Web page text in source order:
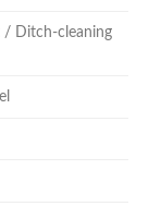
/ Ditch-cleaning